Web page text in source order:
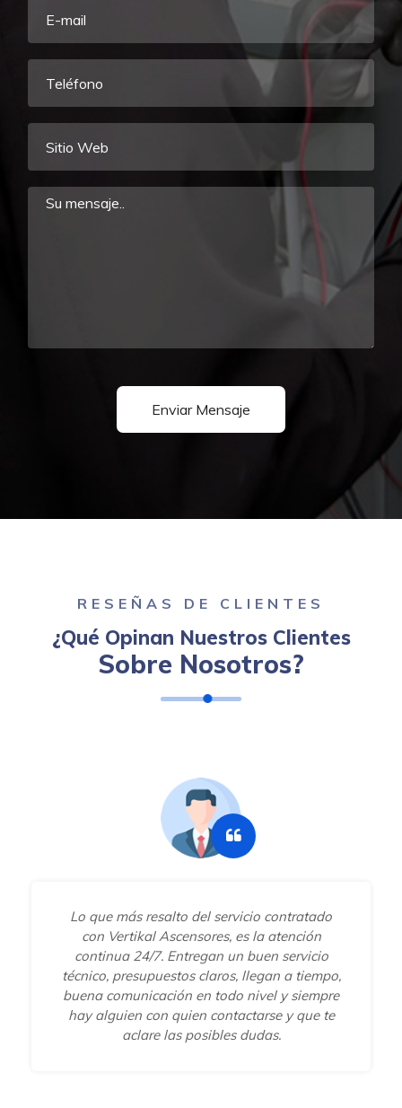
RESEÑAS DE CLIENTES
¿Qué Opinan Nuestros Clientes
Sobre Nosotros?
Lo que más resalto del servicio contratado
con Vertikal Ascensores, es la atención
continua 24/7. Entregan un buen servicio
técnico, presupuestos claros, llegan a tiempo,
buena comunicación en todo nivel y siempre
hay alguien con quien contactarse y que te
aclare las posibles dudas.